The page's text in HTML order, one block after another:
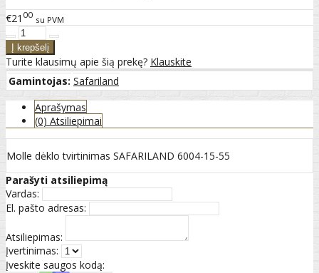
€21 00 su PVM
Turite klausimų apie šią prekę? Klauskite
Gamintojas: Safariland
Aprašymas
(0) Atsiliepimai
Molle dėklo tvirtinimas SAFARILAND 6004-15-55
Parašyti atsiliepimą
Vardas:
El. pašto adresas:
Atsiliepimas:
Įvertinimas:
Įveskite saugos kodą: